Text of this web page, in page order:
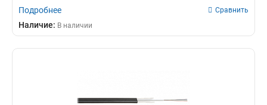
Подробнее Сравнить
Наличие: В наличии